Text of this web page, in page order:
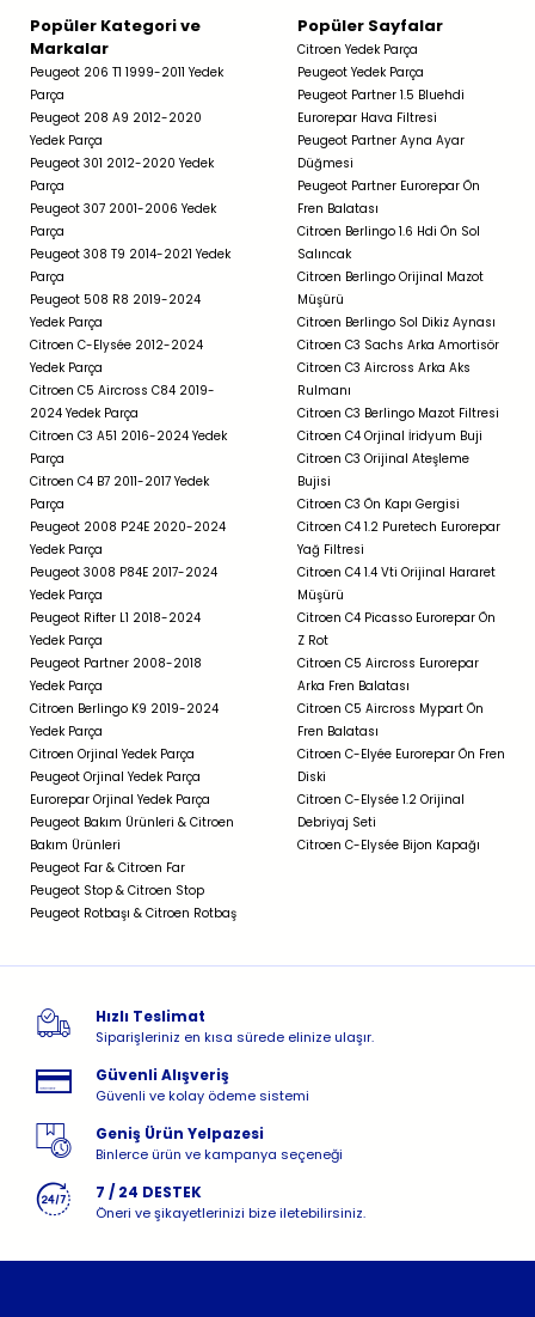
Popüler Kategori ve
Markalar
Peugeot 206 T1 1999-2011 Yedek
Parça
Peugeot 208 A9 2012-2020
Yedek Parça
Peugeot 301 2012-2020 Yedek
Parça
Peugeot 307 2001-2006 Yedek
Parça
Peugeot 308 T9 2014-2021 Yedek
Parça
Peugeot 508 R8 2019-2024
Yedek Parça
Citroen C-Elysée 2012-2024
Yedek Parça
Citroen C5 Aircross C84 2019-
2024 Yedek Parça
Citroen C3 A51 2016-2024 Yedek
Parça
Citroen C4 B7 2011-2017 Yedek
Parça
Peugeot 2008 P24E 2020-2024
Yedek Parça
Peugeot 3008 P84E 2017-2024
Yedek Parça
Peugeot Rifter L1 2018-2024
Yedek Parça
Peugeot Partner 2008-2018
Yedek Parça
Citroen Berlingo K9 2019-2024
Yedek Parça
Citroen Orjinal Yedek Parça
Peugeot Orjinal Yedek Parça
Eurorepar Orjinal Yedek Parça
Peugeot Bakım Ürünleri & Citroen
Bakım Ürünleri
Peugeot Far & Citroen Far
Peugeot Stop & Citroen Stop
Peugeot Rotbaşı & Citroen Rotbaş
Popüler Sayfalar
Citroen Yedek Parça
Peugeot Yedek Parça
Peugeot Partner 1.5 Bluehdi
Eurorepar Hava Filtresi
Peugeot Partner Ayna Ayar
Düğmesi
Peugeot Partner Eurorepar Ön
Fren Balatası
Citroen Berlingo 1.6 Hdi Ön Sol
Salıncak
Citroen Berlingo Orijinal Mazot
Müşürü
Citroen Berlingo Sol Dikiz Aynası
Citroen C3 Sachs Arka Amortisör
Citroen C3 Aircross Arka Aks
Rulmanı
Citroen C3 Berlingo Mazot Filtresi
Citroen C4 Orjinal İridyum Buji
Citroen C3 Orijinal Ateşleme
Bujisi
Citroen C3 Ön Kapı Gergisi
Citroen C4 1.2 Puretech Eurorepar
Yağ Filtresi
Citroen C4 1.4 Vti Orijinal Hararet
Müşürü
Citroen C4 Picasso Eurorepar Ön
Z Rot
Citroen C5 Aircross Eurorepar
Arka Fren Balatası
Citroen C5 Aircross Mypart Ön
Fren Balatası
Citroen C-Elyée Eurorepar Ön Fren
Diski
Citroen C-Elysée 1.2 Orijinal
Debriyaj Seti
Citroen C-Elysée Bijon Kapağı
Hızlı Teslimat
Siparişleriniz en kısa sürede elinize ulaşır.
Güvenli Alışveriş
Güvenli ve kolay ödeme sistemi
Geniş Ürün Yelpazesi
Binlerce ürün ve kampanya seçeneği
7 / 24 DESTEK
Öneri ve şikayetlerinizi bize iletebilirsiniz.